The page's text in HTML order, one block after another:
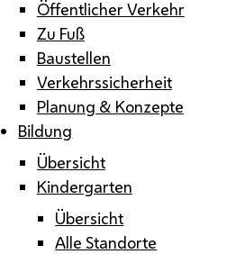
Öffentlicher Verkehr
Zu Fuß
Baustellen
Verkehrssicherheit
Planung & Konzepte
Bildung
Übersicht
Kindergarten
Übersicht
Alle Standorte